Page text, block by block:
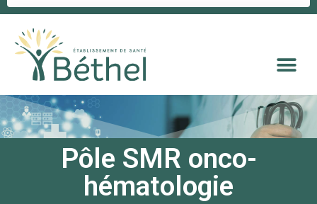
Pôle SMR onco-
hématologie